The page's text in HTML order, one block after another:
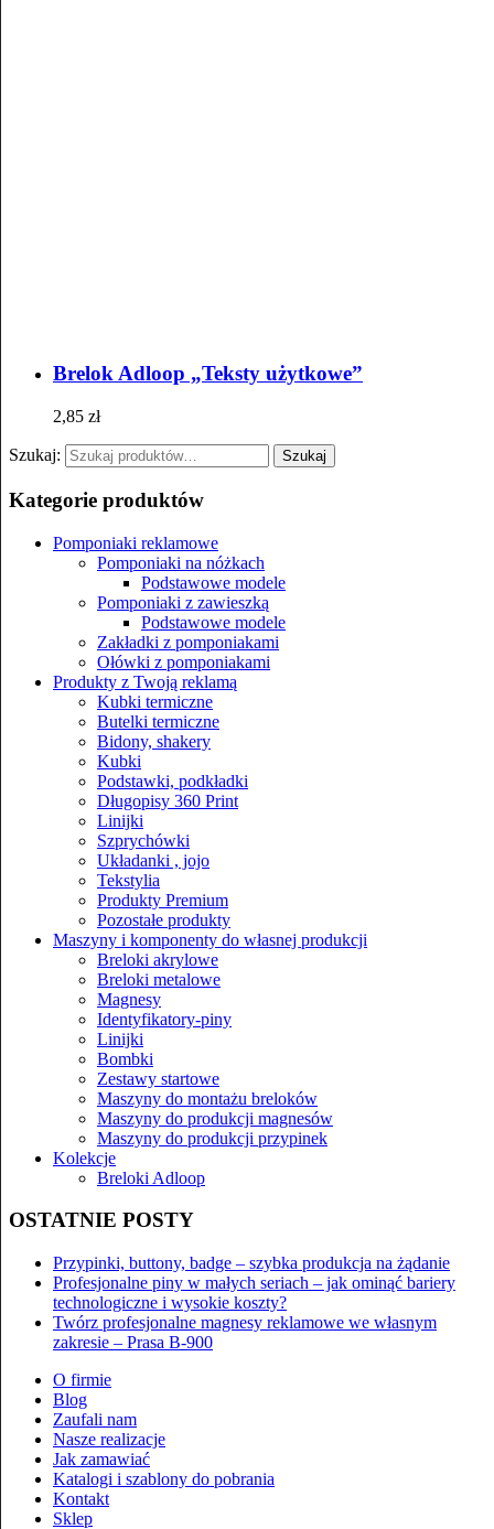
Brelok Adloop „Teksty użytkowe”
2,85 zł
Szukaj: Szukaj
Kategorie produktów
Pomponiaki reklamowe
Pomponiaki na nóżkach
Podstawowe modele
Pomponiaki z zawieszką
Podstawowe modele
Zakładki z pomponiakami
Ołówki z pomponiakami
Produkty z Twoją reklamą
Kubki termiczne
Butelki termiczne
Bidony, shakery
Kubki
Podstawki, podkładki
Długopisy 360 Print
Linijki
Szprychówki
Układanki , jojo
Tekstylia
Produkty Premium
Pozostałe produkty
Maszyny i komponenty do własnej produkcji
Breloki akrylowe
Breloki metalowe
Magnesy
Identyfikatory-piny
Linijki
Bombki
Zestawy startowe
Maszyny do montażu breloków
Maszyny do produkcji magnesów
Maszyny do produkcji przypinek
Kolekcje
Breloki Adloop
OSTATNIE POSTY
Przypinki, buttony, badge – szybka produkcja na żądanie
Profesjonalne piny w małych seriach – jak ominąć bariery
technologiczne i wysokie koszty?
Twórz profesjonalne magnesy reklamowe we własnym
zakresie – Prasa B-900
O firmie
Blog
Zaufali nam
Nasze realizacje
Jak zamawiać
Katalogi i szablony do pobrania
Kontakt
Sklep